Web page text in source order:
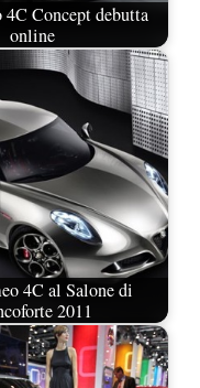
Concept debutta
online
4C al Salone di
2011